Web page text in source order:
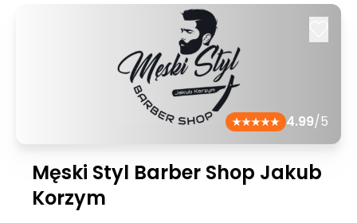
4.99/5
Męski Styl Barber Shop Jakub
Korzym